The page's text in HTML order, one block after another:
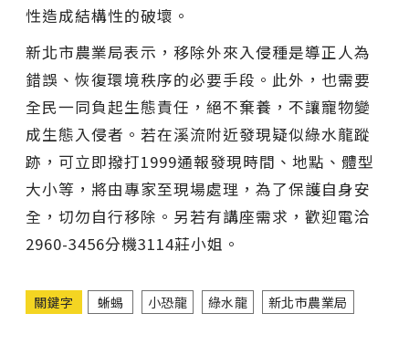
性造成結構性的破壞。
新北市農業局表示，移除外來入侵種是導正人為
錯誤、恢復環境秩序的必要手段。此外，也需要
全民一同負起生態責任，絕不棄養，不讓寵物變
成生態入侵者。若在溪流附近發現疑似綠水龍蹤
跡，可立即撥打1999通報發現時間、地點、體型
大小等，將由專家至現場處理，為了保護自身安
全，切勿自行移除。另若有講座需求，歡迎電洽
2960-3456分機3114莊小姐。
關鍵字 蜥蜴 小恐龍 綠水龍 新北市農業局